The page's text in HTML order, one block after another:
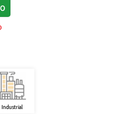
Industrial